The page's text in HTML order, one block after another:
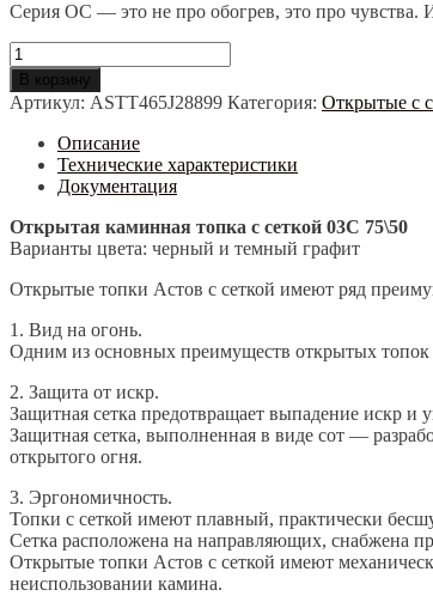
составляла
650
520
Серия ОС — это не про обогрев, это про чувства.
Количество
товара
ОТКРЫТАЯ
КАМИННАЯ
ТОПКА
СЕТКОЙ
АСТОВ
О3С
75\50
В корзину
Артикул: ASTT465J28899 Категория: Открытые с
Описание
Технические характеристики
Документация
Открытая каминная топка с сеткой 03С 75\50
Варианты цвета: черный и темный графит
Открытые топки Астов с сеткой имеют ряд
1. Вид на огонь.
Одним из основных преимуществ открытых топок
2. Защита от искр.
Защитная сетка предотвращает выпадение искр и
Защитная сетка, выполненная в виде сот —
открытого огня.
3. Эргономичность.
Топки с сеткой имеют плавный, практически
Сетка расположена на направляющих, снабжена
Открытые топки Астов с сеткой имеют
неиспользовании камина.